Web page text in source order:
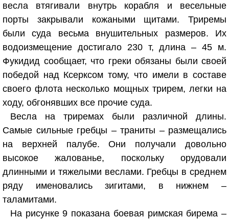
весла втягивали внутрь корабля и весельные
порты закрывали кожаными щитами. Триремы
были суда весьма внушительных размеров. Их
водоизмещение достигало 230 т, длина – 45 м.
Фукидид сообщает, что греки обязаны были своей
победой над Ксерксом тому, что имели в составе
своего флота несколько мощных трирем, легки на
ходу, обгонявших все прочие суда.
Весла на триремах были различной длины.
Самые сильные гребцы – траниты – размещались
на верхней палубе. Они получали довольно
высокое жалованье, поскольку орудовали
длинными и тяжелыми веслами. Гребцы в среднем
ряду именовались зигитами, в нижнем –
таламитами.
На рисунке 9 показана боевая римская бирема –